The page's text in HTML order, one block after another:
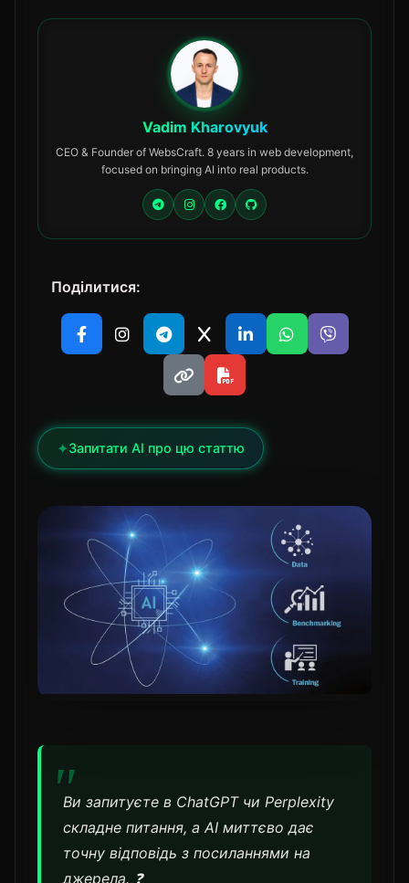
Vadim Kharovyuk
CEO & Founder of WebsCraft. 8 years in web development,
focused on bringing AI into real products.
Поділитися:
✦Запитати AI про цю статтю
Ви запитуєте в ChatGPT чи Perplexity
складне питання, а AI миттєво дає
точну відповідь з посиланнями на
джерела. ❓